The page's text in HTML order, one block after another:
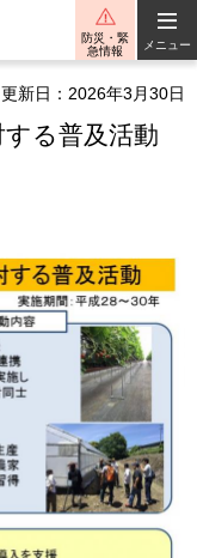
防災・緊
急情報
メニュー
更新日：2026年3月30日
る普及活動